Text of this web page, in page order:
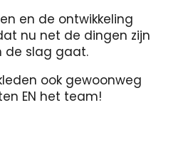
en de ontwikkeling
nu net de dingen zijn
de slag gaat.
ook gewoonweg
EN het team!